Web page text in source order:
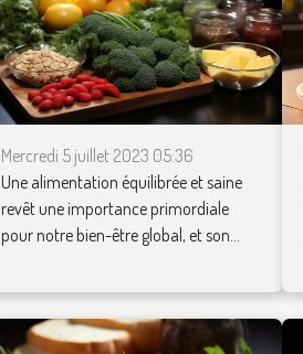
Mercredi 5 juillet 2023 05:36
Une alimentation équilibrée et saine
revêt une importance primordiale
pour notre bien-être global, et son...